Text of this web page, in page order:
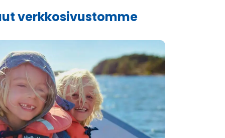
verkkosivustomme